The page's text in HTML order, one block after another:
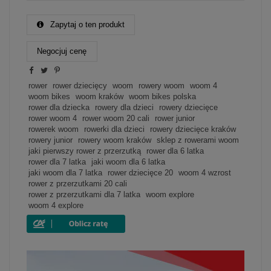
Zapytaj o ten produkt
Negocjuj cenę
rower rower dziecięcy woom rowery woom
woom 4
woom bikes
woom kraków
woom bikes polska
rower dla dziecka
rowery dla dzieci
rowery dziecięce
rower woom 4
rower woom 20 cali
rower junior
rowerek woom
rowerki dla dzieci
rowery dziecięce kraków
rowery junior
rowery woom kraków
sklep z rowerami woom
jaki pierwszy rower z przerzutką
rower dla 6 latka
rower dla 7 latka
jaki woom dla 6 latka
jaki woom dla 7 latka
rower dziecięce 20
woom 4 wzrost
rower z przerzutkami 20 cali
rower z przerzutkami dla 7 latka
woom explore
woom 4 explore